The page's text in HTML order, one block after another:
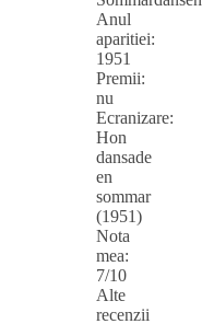
Anul
aparitiei:
1951
Premii:
nu
Ecranizare:
Hon
dansade
en
sommar
(1951)
Nota
mea:
7/10
Alte
recenzii